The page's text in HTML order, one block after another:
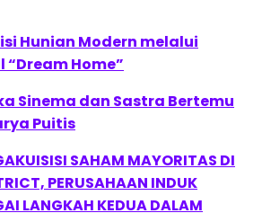
Hunian Modern melalui
Home”
Sinema dan Sastra Bertemu
Puitis
SAHAM MAYORITAS DI
PERUSAHAAN INDUK
LANGKAH KEDUA DALAM